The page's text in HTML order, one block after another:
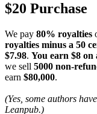
$20 Purchase
We pay 80% royalties
royalties minus a 50
$7.98. You earn $8 on
we sell 5000 non-
earn $80,000.
(Yes, some authors
Leanpub.)